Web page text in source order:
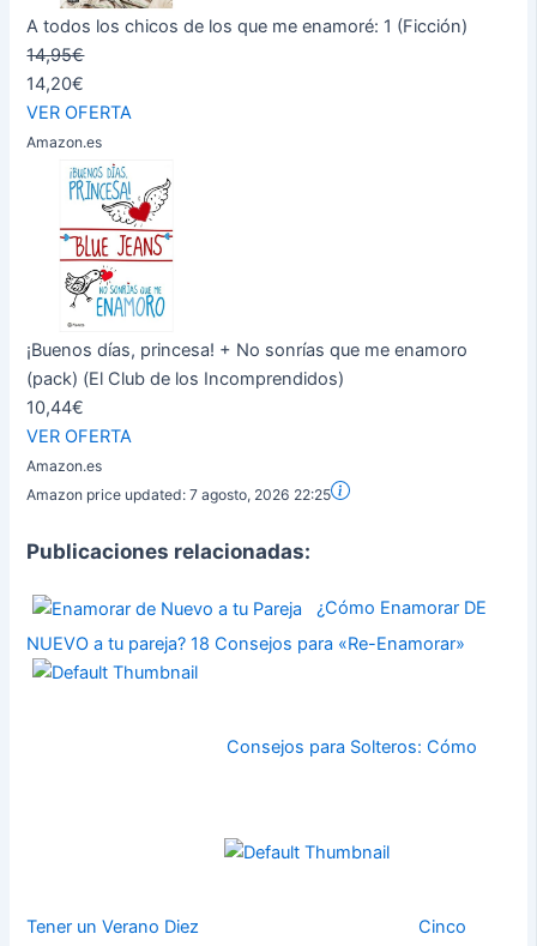
A todos los chicos de los que me enamoré: 1 (Ficción)
14,95€
14,20€
VER OFERTA
Amazon.es
¡Buenos días, princesa! + No sonrías que me enamoro
(pack) (El Club de los Incomprendidos)
10,44€
VER OFERTA
Amazon.es
Amazon price updated:7 agosto, 2026 22:25
Publicaciones relacionadas:
¿Cómo Enamorar DE
NUEVO a tu pareja? 18 Consejos para «Re-Enamorar»
Consejos para Solteros: Cómo
Tener un Verano Diez Cinco